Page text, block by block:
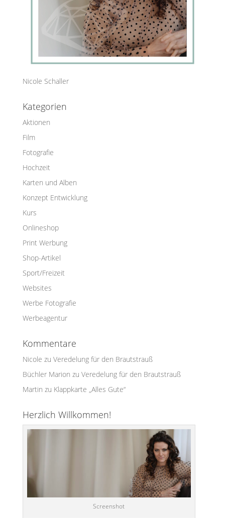
Nicole Schaller
Kategorien
Aktionen
Film
Fotografie
Hochzeit
Karten und Alben
Konzept Entwicklung
Kurs
Onlineshop
Print Werbung
Shop-Artikel
Sport/Freizeit
Websites
Werbe Fotografie
Werbeagentur
Kommentare
Nicole zu Veredelung für den Brautstrauß
Büchler Marion zu Veredelung für den Brautstrauß
Martin zu Klappkarte „Alles Gute“
Herzlich Willkommen!
Screenshot